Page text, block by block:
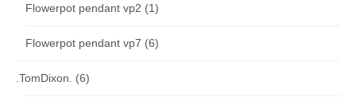
Flowerpot pendant vp2 (1)
Flowerpot pendant vp7 (6)
.TomDixon. (6)